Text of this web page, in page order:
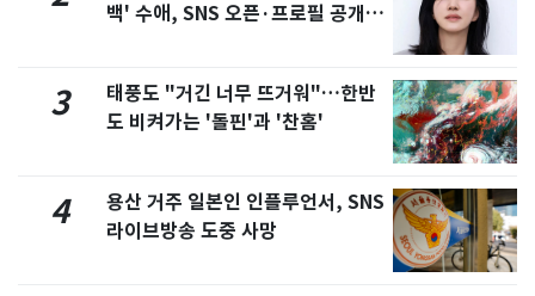
백' 수애, SNS 오픈·프로필 공개
3
태풍도 "거긴 너무 뜨거워"…한반
도 비켜가는 '돌핀'과 '찬홈'
4
용산 거주 일본인 인플루언서, SNS
라이브방송 도중 사망